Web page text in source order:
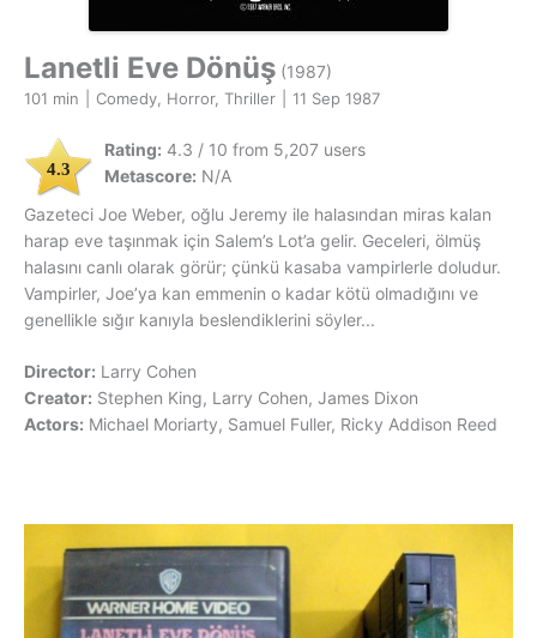
Lanetli Eve Dönüş (1987)
101 min Comedy, Horror, Thriller 11 Sep 1987
4.3
Rating: 4.3 / 10 from 5,207 users
Metascore: N/A
Gazeteci Joe Weber, oğlu Jeremy ile halasından miras kalan
harap eve taşınmak için Salem’s Lot’a gelir. Geceleri, ölmüş
halasını canlı olarak görür; çünkü kasaba vampirlerle doludur.
Vampirler, Joe’ya kan emmenin o kadar kötü olmadığını ve
genellikle sığır kanıyla beslendiklerini söyler...
Director: Larry Cohen
Creator: Stephen King, Larry Cohen, James Dixon
Actors: Michael Moriarty, Samuel Fuller, Ricky Addison Reed